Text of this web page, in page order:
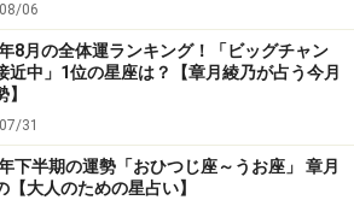
06
8月の全体運ランキング！「ビッグチャン
近中」1位の星座は？【章月綾乃が占う今月
31
下半期の運勢「おひつじ座～うお座」 章月
【大人のための星占い】